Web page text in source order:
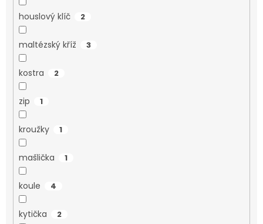
houslový klíč 2
maltézský kříž 3
kostra 2
zip 1
kroužky 1
mašlička 1
koule 4
kytička 2